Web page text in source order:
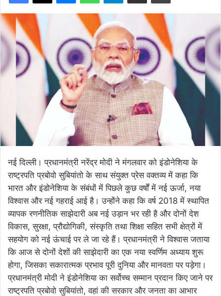
नई दिल्ली। प्रधानमंत्री नरेंद्र मोदी ने मंगलवार को इंडोनेशिया के
राष्ट्रपति प्रबोवो सुबियांतो के साथ संयुक्त प्रेस वक्तव्य में कहा कि
भारत और इंडोनेशिया के संबंधों में पिछले कुछ वर्षों में नई ऊर्जा, नया
विश्वास और नई गहराई आई है। उन्होंने कहा कि वर्ष 2018 में स्थापित
व्यापक रणनीतिक साझेदारी अब नई उड़ान भर रही है और दोनों देश
विकास, सुरक्षा, प्रौद्योगिकी, संस्कृति तथा शिक्षा सहित सभी क्षेत्रों में
सहयोग को नई ऊंचाई पर ले जा रहे हैं। प्रधानमंत्री ने विश्वास जताया
कि आज से दोनों देशों की साझेदारी का एक नया स्वर्णिम अध्याय शुरू
होगा, जिसका सकारात्मक प्रभाव पूरी दुनिया और मानवता पर पड़ेगा।
प्रधानमंत्री मोदी ने इंडोनेशिया का सर्वोच्च सम्मान प्रदान किए जाने पर
राष्ट्रपति प्रबोवो सुबियांतो, वहां की सरकार और जनता का आभार